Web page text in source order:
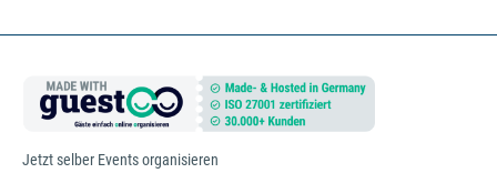
Jetzt selber Events organisieren